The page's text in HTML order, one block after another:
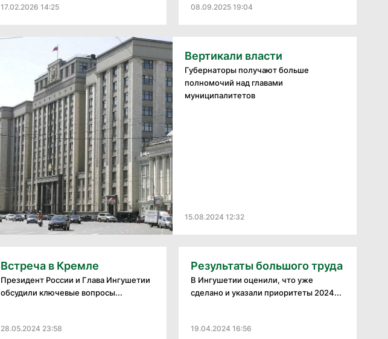
17.02.2026 14:25 08.09.2025 19:04
Вертикали власти
Губернаторы получают больше
полномочий над главами
муниципалитетов
15.08.2024 12:32
Встреча в Кремле
Президент России и Глава Ингушетии
обсудили ключевые вопросы...
28.05.2024 23:58
Результаты большого труда
В Ингушетии оценили, что уже
сделано и указали приоритеты 2024...
19.04.2024 16:56